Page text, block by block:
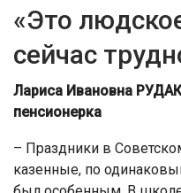
«Это
сейчас
Лариса Ивановна
пенсионерка
– Праздники в
казенные, по